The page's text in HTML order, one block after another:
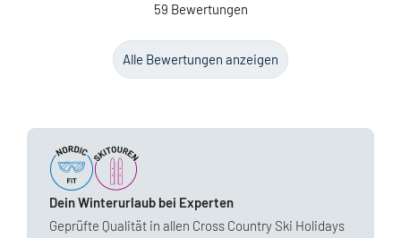
59 Bewertungen
Alle Bewertungen anzeigen
Dein Winterurlaub bei Experten
Geprüfte Qualität in allen Cross Country Ski Holidays